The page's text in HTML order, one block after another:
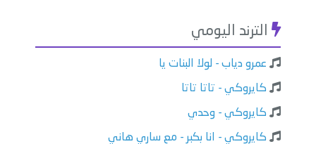
الترند اليومي
عمرو دياب - لولا البنات يا
كايروكي - تاتا تاتا
كايروكي - وحدي
كايروكي - انا بكبر - مع ساري هاني